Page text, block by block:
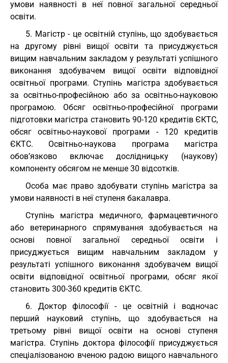
умови наявності в неї повної загальної середньої
освіти.
5. Магістр - це освітній ступінь, що здобувається
на другому рівні вищої освіти та присуджується
вищим навчальним закладом у результаті успішного
виконання здобувачем вищої освіти відповідної
освітньої програми. Ступінь магістра здобувається
за освітньо-професійною або за освітньо-науковою
програмою. Обсяг освітньо-професійної програми
підготовки магістра становить 90-120 кредитів ЄКТС,
обсяг освітньо-наукової програми - 120 кредитів
ЄКТС. Освітньо-наукова програма магістра
обов’язково включає дослідницьку (наукову)
компоненту обсягом не менше 30 відсотків.
Особа має право здобувати ступінь магістра за
умови наявності в неї ступеня бакалавра.
Ступінь магістра медичного, фармацевтичного
або ветеринарного спрямування здобувається на
основі повної загальної середньої освіти і
присуджується вищим навчальним закладом у
результаті успішного виконання здобувачем вищої
освіти відповідної освітньої програми, обсяг якої
становить 300-360 кредитів ЄКТС.
6. Доктор філософії - це освітній і водночас
перший науковий ступінь, що здобувається на
третьому рівні вищої освіти на основі ступеня
магістра. Ступінь доктора філософії присуджується
спеціалізованою вченою радою вищого навчального